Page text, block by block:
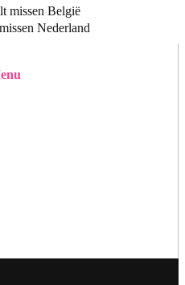
missen België
Nederland